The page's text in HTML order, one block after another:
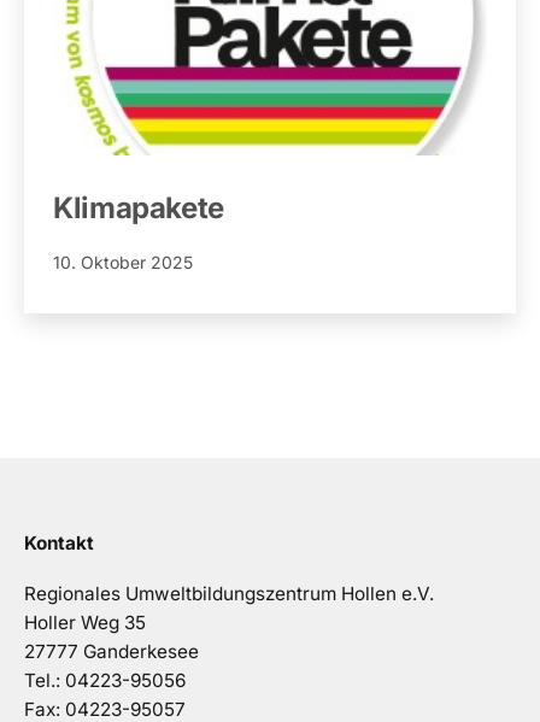
Klimapakete
Veröffentlicht
10. Oktober 2025
Kontakt
Regionales Umweltbildungszentrum Hollen e.V.
Holler Weg 35
27777 Ganderkesee
Tel.: 04223-95056
Fax: 04223-95057